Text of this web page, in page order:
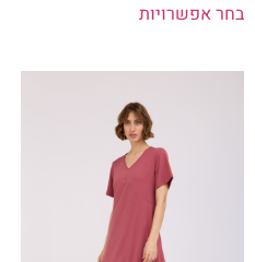
בחר אפשרויות